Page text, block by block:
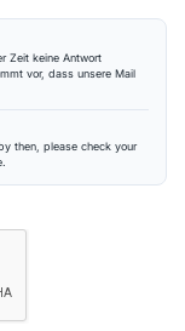
Zeit keine Antwort
vor, dass unsere Mail
then, please check your